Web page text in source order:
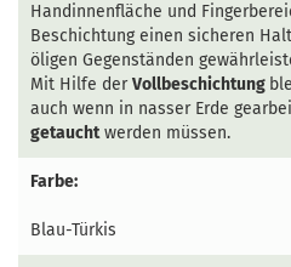
Handinnenfläche und
Beschichtung einen sicheren
öligen Gegenständen
Mit Hilfe derVollbeschichtung
auch wenn in nasser Erde
getauchtwerden müssen.
Farbe:
Blau-Türkis